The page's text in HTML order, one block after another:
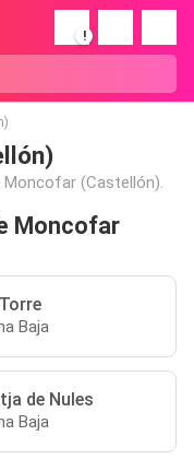
!
(Castellón).
Moncofar
Baja
de Nules
Baja